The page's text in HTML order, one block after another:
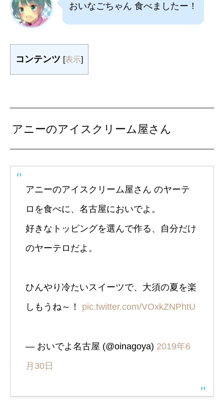
おいなごちゃん 食べましたー！
コンテンツ [表示]
アニーのアイスクリーム屋さん
アニーのアイスクリーム屋さん のヤーテ
ロを食べに、名古屋においでよ。
好きなトッピングを選んで作る、自分だけ
のヤーテロだよ。
ひんやり冷たいスイーツで、大須の夏を楽
しもうね～！ pic.twitter.com/VOxkZNPhtU
— おいでよ名古屋 (@oinagoya) 2019年6
月30日